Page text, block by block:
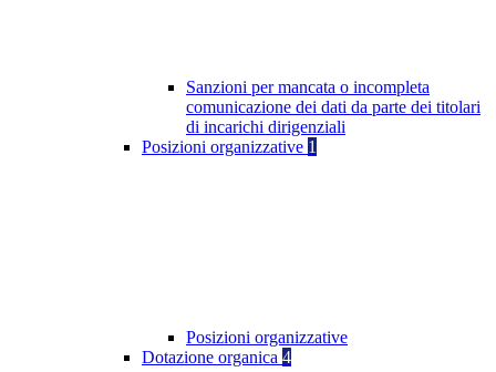
Sanzioni per mancata o incompleta
comunicazione dei dati da parte dei titolari
di incarichi dirigenziali
Posizioni organizzative 1
Posizioni organizzative
Dotazione organica 4